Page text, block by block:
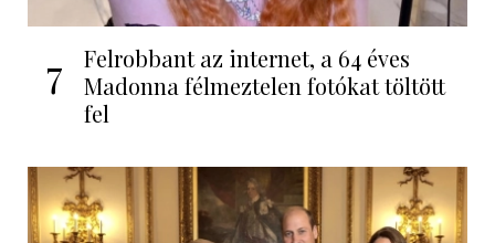
7
Felrobbant az internet, a 64 éves
Madonna félmeztelen fotókat töltött
fel